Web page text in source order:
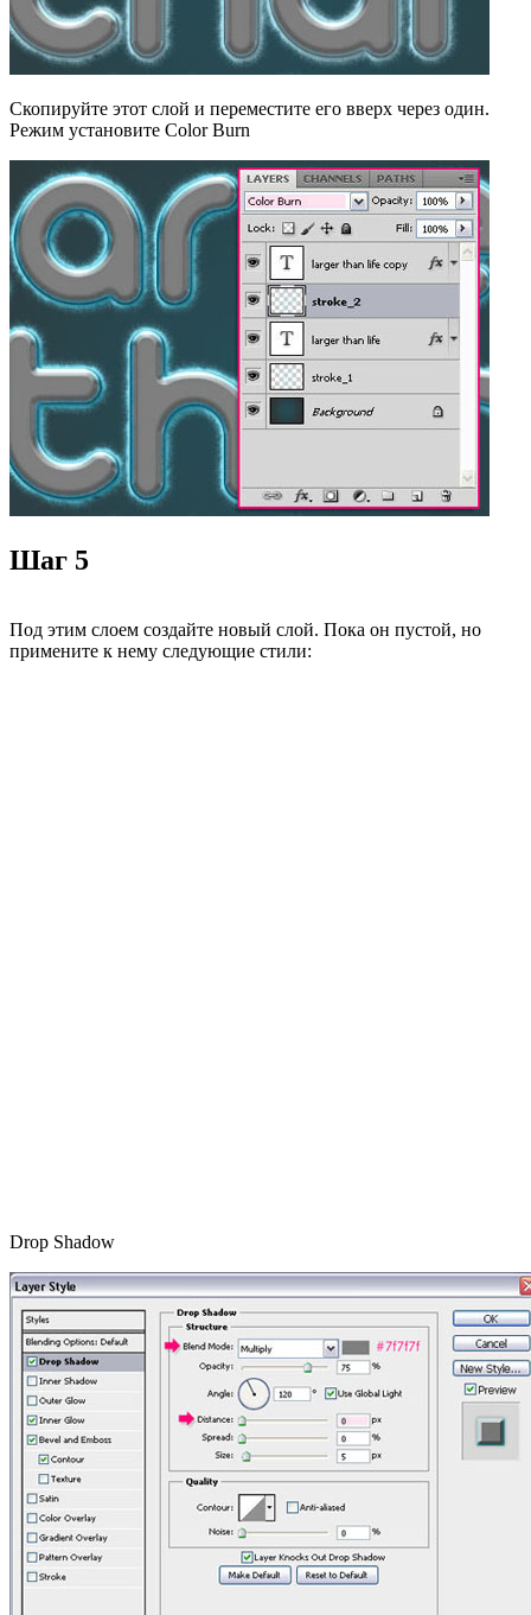
Скопируйте этот слой и переместите его вверх через один.
Режим установите Color Burn
Шаг 5
Под этим слоем создайте новый слой. Пока он пустой, но
примените к нему следующие стили:
Drop Shadow